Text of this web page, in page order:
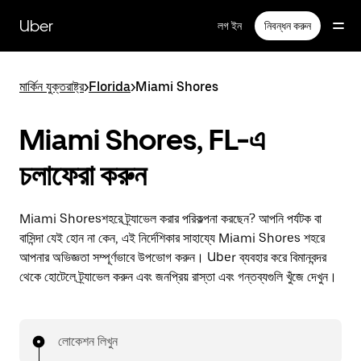
প্রধান
বিষয়সূচিতে
Uber লগ ইন নিবন্ধন করুন
মার্কিন যুক্তরাষ্ট্র>Florida>Miami Shores
Miami Shores, FL-এ
চলাফেরা করুন
Miami Shoresশহরে ট্র্যাভেল করার পরিকল্পনা করছেন? আপনি পর্যটক বা
বাসিন্দা যেই হোন না কেন, এই নির্দেশিকার সাহায্যে Miami Shores শহরে
আপনার অভিজ্ঞতা সম্পূর্ণভাবে উপভোগ করুন। Uber ব্যবহার করে বিমানবন্দর
থেকে হোটেলে ট্র্যাভেল করুন এবং জনপ্রিয় রাস্তা এবং গন্তব্যগুলি খুঁজে দেখুন।
লোকেশন লিখুন